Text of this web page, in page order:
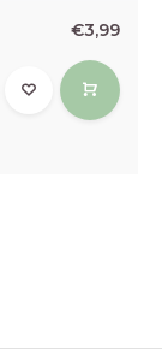
€3,99